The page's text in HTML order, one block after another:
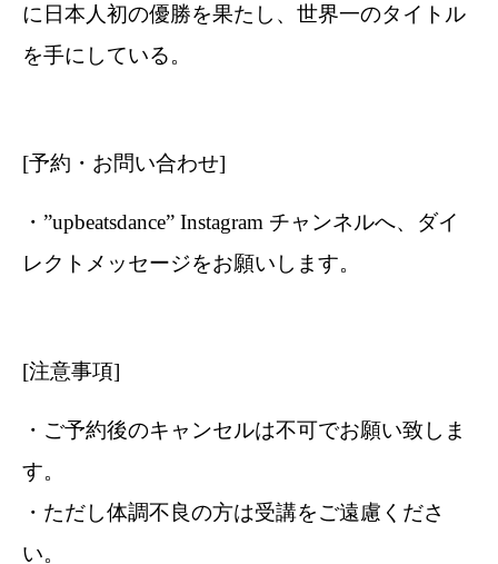
に日本人初の優勝を果たし、世界一のタイトル
を手にしている。
[予約・お問い合わせ]
・”upbeatsdance” Instagram チャンネルへ、ダイ
レクトメッセージをお願いします。
[注意事項]
・ご予約後のキャンセルは不可でお願い致しま
す。
・ただし体調不良の方は受講をご遠慮くださ
い。